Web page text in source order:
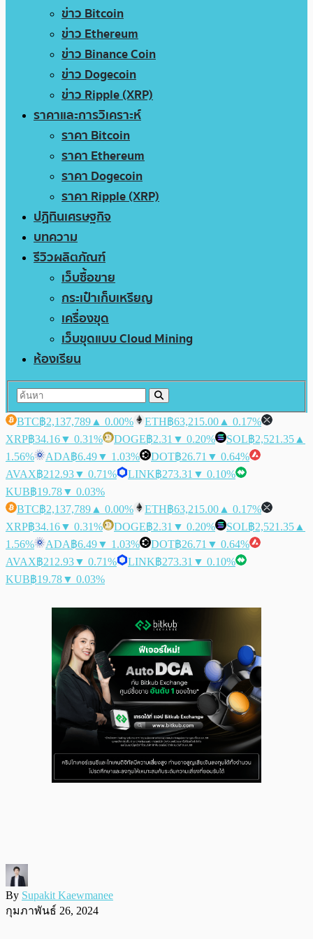
ข่าว Bitcoin
ข่าว Ethereum
ข่าว Binance Coin
ข่าว Dogecoin
ข่าว Ripple (XRP)
ราคาและการวิเคราะห์
ราคา Bitcoin
ราคา Ethereum
ราคา Dogecoin
ราคา Ripple (XRP)
ปฏิทินเศรษฐกิจ
บทความ
รีวิวผลิตภัณฑ์
เว็บซื้อขาย
กระเป๋าเก็บเหรียญ
เครื่องขุด
เว็บขุดแบบ Cloud Mining
ห้องเรียน
BTC฿2,137,789 ▲ 0.00% ETH฿63,215.00 ▲ 0.17%
XRP฿34.16▼ 0.31% DOGE฿2.31 ▼ 0.20% SOL฿2,521.35 ▲
1.56%
ADA฿6.49▼ 1.03% DOT฿26.71 ▼ 0.64%
AVAX฿212.93▼ 0.71% LINK฿273.31 ▼ 0.10%
KUB฿19.78▼ 0.03%
BTC฿2,137,789 ▲ 0.00% ETH฿63,215.00 ▲ 0.17%
XRP฿34.16▼ 0.31% DOGE฿2.31 ▼ 0.20% SOL฿2,521.35 ▲
1.56%
ADA฿6.49▼ 1.03% DOT฿26.71 ▼ 0.64%
AVAX฿212.93▼ 0.71% LINK฿273.31 ▼ 0.10%
KUB฿19.78▼ 0.03%
By Supakit Kaewmanee
กุมภาพันธ์ 26, 2024